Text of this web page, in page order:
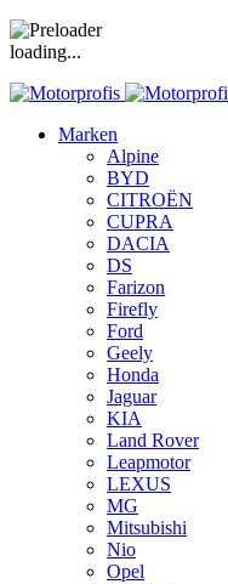
loading...
Marken
Alpine
BYD
CITROËN
CUPRA
DACIA
DS
Farizon
Firefly
Ford
Geely
Honda
Jaguar
KIA
Land Rover
Leapmotor
LEXUS
MG
Mitsubishi
Nio
Opel